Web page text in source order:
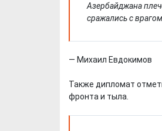
Азербайджана
сражались с
— Михаил Евдокимов
Также дипломат
фронта и тыла.